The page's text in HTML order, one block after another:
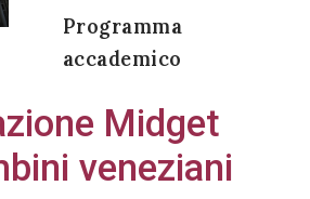
Programma
accademico
Midget
veneziani